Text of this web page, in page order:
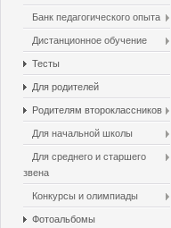
Банк педагогического опыта
Дистанционное обучение
Тесты
Для родителей
Родителям второклассников
Для начальной школы
Для среднего и старшего
звена
Конкурсы и олимпиады
Фотоальбомы